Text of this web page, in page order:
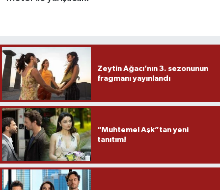
Zeytin Ağacı’nın 3. sezonunun
fragmanı yayınlandı
“Muhtemel Aşk”tan yeni
tanıtım!